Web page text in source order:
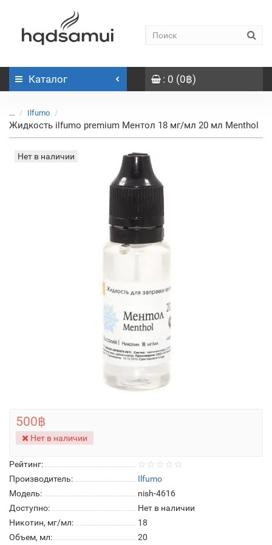
Каталог : 0 (0฿)
... Ilfumo
Жидкость ilfumo premium Ментол 18 мг/мл 20 мл Menthol
Нет в наличии
Рейтинг:
Производитель:
Ilfumo
Модель:
nish-4616
Доступно:
Нет в наличии
Никотин, мг/мл:
18
Объем, мл:
20
500฿
Нет в наличии